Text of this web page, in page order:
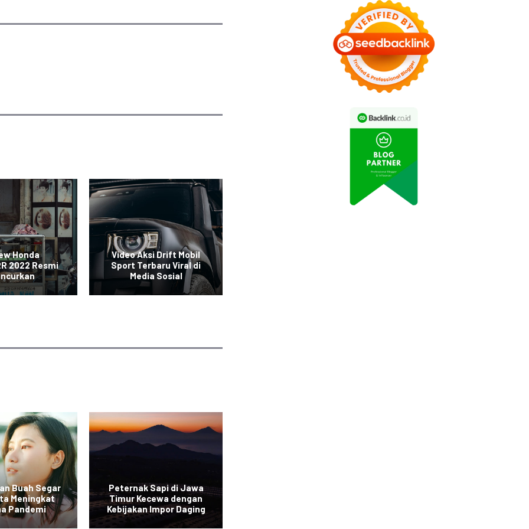
Honda
2022 Resmi
Video Aksi Drift Mobil
Sport Terbaru Viral di
Media Sosial
Buah Segar
Meningkat
Pandemi
Peternak Sapi di Jawa
Timur Kecewa dengan
Kebijakan Impor Daging